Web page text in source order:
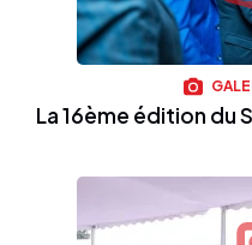
La 16ème édition du